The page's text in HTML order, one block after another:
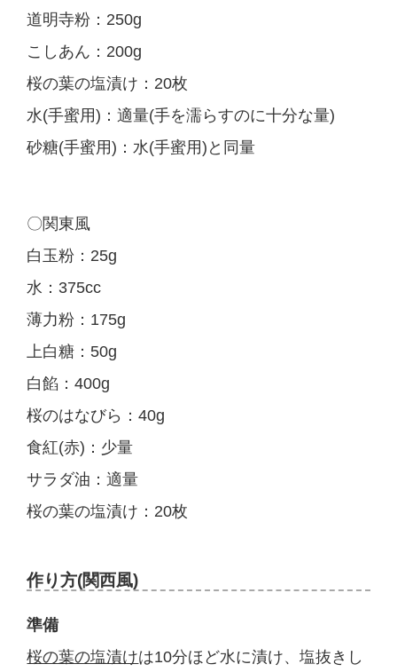
道明寺粉：250g
こしあん：200g
桜の葉の塩漬け：20枚
水(手蜜用)：適量(手を濡らすのに十分な量)
砂糖(手蜜用)：水(手蜜用)と同量
〇関東風
白玉粉：25g
水：375cc
薄力粉：175g
上白糖：50g
白餡：400g
桜のはなびら：40g
食紅(赤)：少量
サラダ油：適量
桜の葉の塩漬け：20枚
作り方(関西風)
準備
桜の葉の塩漬けは10分ほど水に漬け、塩抜きし